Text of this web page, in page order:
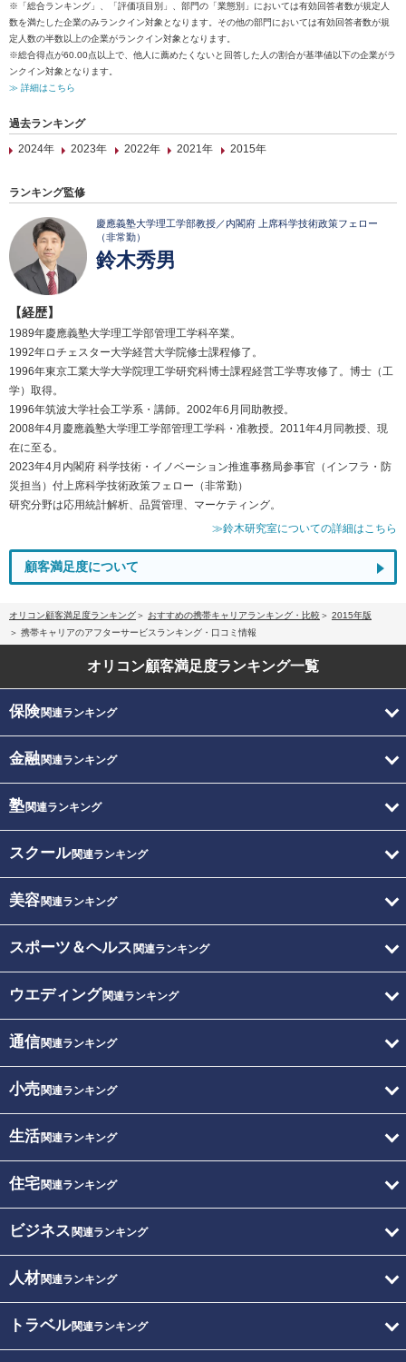
※「総合ランキング」、「評価項目別」、部門の「業態別」においては有効回答者数が規定人
数を満たした企業のみランクイン対象となります。その他の部門においては有効回答者数が規
定人数の半数以上の企業がランクイン対象となります。
※総合得点が60.00点以上で、他人に薦めたくないと回答した人の割合が基準値以下の企業がラ
ンクイン対象となります。
≫ 詳細はこちら
過去ランキング
2024年
2023年 2022年 2021年 2015年
ランキング監修
慶應義塾大学理工学部教授／内閣府 上席科学技術政策フェロー
（非常勤）
鈴木秀男
【経歴】
1989年慶應義塾大学理工学部管理工学科卒業。
1992年ロチェスター大学経営大学院修士課程修了。
1996年東京工業大学大学院理工学研究科博士課程経営工学専攻修了。博士（工
学）取得。
1996年筑波大学社会工学系・講師。2002年6月同助教授。
2008年4月慶應義塾大学理工学部管理工学科・准教授。2011年4月同教授、現
在に至る。
2023年4月内閣府 科学技術・イノベーション推進事務局参事官（インフラ・防
災担当）付上席科学技術政策フェロー（非常勤）
研究分野は応用統計解析、品質管理、マーケティング。
≫鈴木研究室についての詳細はこちら
顧客満足度について
オリコン顧客満足度ランキング おすすめの携帯キャリアランキング・比較
2015年版
携帯キャリアのアフターサービスランキング・口コミ情報
オリコン顧客満足度ランキング一覧
保険関連ランキング
金融関連ランキング
塾関連ランキング
スクール関連ランキング
美容関連ランキング
スポーツ＆ヘルス 関連ランキング
ウエディング関連ランキング
通信関連ランキング
小売関連ランキング
生活関連ランキング
住宅関連ランキング
ビジネス 関連ランキング
人材関連ランキング
トラベル関連ランキング